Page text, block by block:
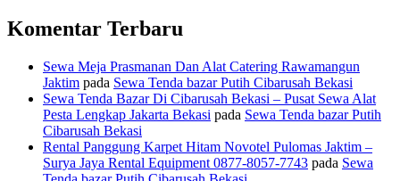
Komentar Terbaru
Sewa Meja Prasmanan Dan Alat Catering Rawamangun
Jaktim pada Sewa Tenda bazar Putih Cibarusah Bekasi
Sewa Tenda Bazar Di Cibarusah Bekasi – Pusat Sewa Alat
Pesta Lengkap Jakarta Bekasi pada Sewa Tenda bazar Putih
Cibarusah Bekasi
Rental Panggung Karpet Hitam Novotel Pulomas Jaktim –
Surya Jaya Rental Equipment 0877-8057-7743 pada Sewa